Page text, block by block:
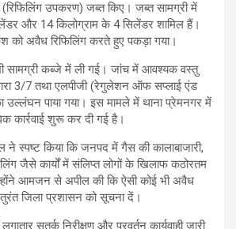
उपकरण) जब्त किए। जब्त सामग्री में
और 14 किलोग्राम के 4 सिलेंडर शामिल हैं।
को अवैध रिफिलिंग करते हुए पकड़ा गया।
सामग्री कब्जे में ली गई। जांच में आवश्यक वस्तु
3/7 तथा एलपीजी (रेगुलेशन ऑफ सप्लाई एंड
उल्लंघन पाया गया। इस मामले में थाना प्रेमनगर में
कार्रवाई शुरू कर दी गई है।
ने स्पष्ट किया कि जनपद में गैस की कालाबाजारी,
जैसे कार्यों में संलिप्त लोगों के खिलाफ कठोरतम
आमजन से अपील की कि ऐसी कोई भी अवैध
जिला प्रशासन को सूचना दें।
सतर्क निरीक्षण और प्रवर्तन कार्यवाही जारी